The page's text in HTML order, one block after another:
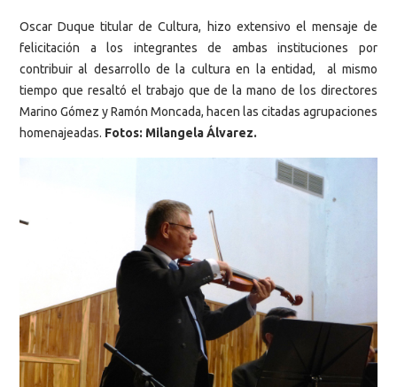
Oscar Duque titular de Cultura, hizo extensivo el mensaje de
felicitación a los integrantes de ambas instituciones por
contribuir al desarrollo de la cultura en la entidad, al mismo
tiempo que resaltó el trabajo que de la mano de los directores
Marino Gómez y Ramón Moncada, hacen las citadas agrupaciones
homenajeadas. Fotos: Milangela Álvarez.